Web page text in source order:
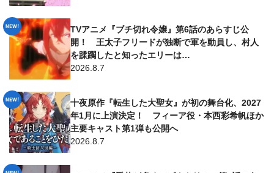
TVアニメ『ブチ切れ令嬢』第6話のあらすじ公
開！ 王太子フリードが独断で軍を動員し、村人
を蹂躙したと知ったエリーは…
2026.8.7
十夜原作『転生した大聖女』が初の舞台化、2027
年1月に上演決定！ フィーア役・本西彩希帆ほか
主要キャスト第1弾も公開へ
2026.8.7